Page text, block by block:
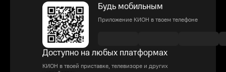
Будь мобильным
Приложение КИОН в твоем телефоне
Доступно на любых платформах
КИОН в твоей приставке, телевизоре и других